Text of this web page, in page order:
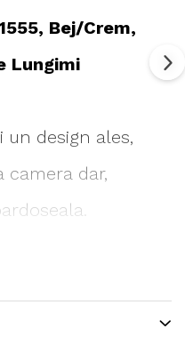
Bej/Crem,
Lungimi
un design ales,
camera dar,
de zi cat si in
terase si